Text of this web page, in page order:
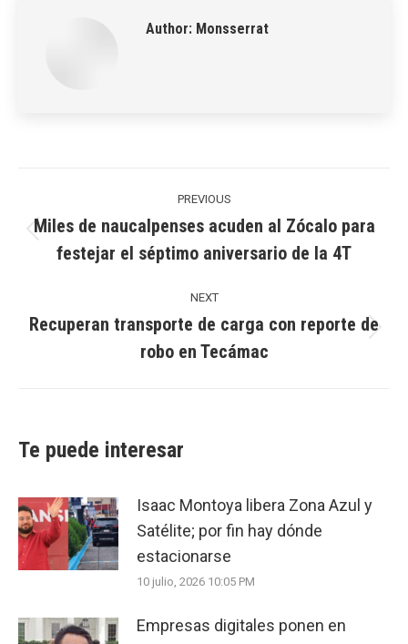
Author: Monsserrat
PREVIOUS
post:
Miles de naucalpenses acuden al Zócalo para
festejar el séptimo aniversario de la 4T
NEXT
post:
Recuperan transporte de carga con reporte de
robo en Tecámac
Te puede interesar
Isaac Montoya libera Zona Azul y
Satélite; por fin hay dónde
estacionarse
10 julio, 2026 10:05 PM
Empresas digitales ponen en